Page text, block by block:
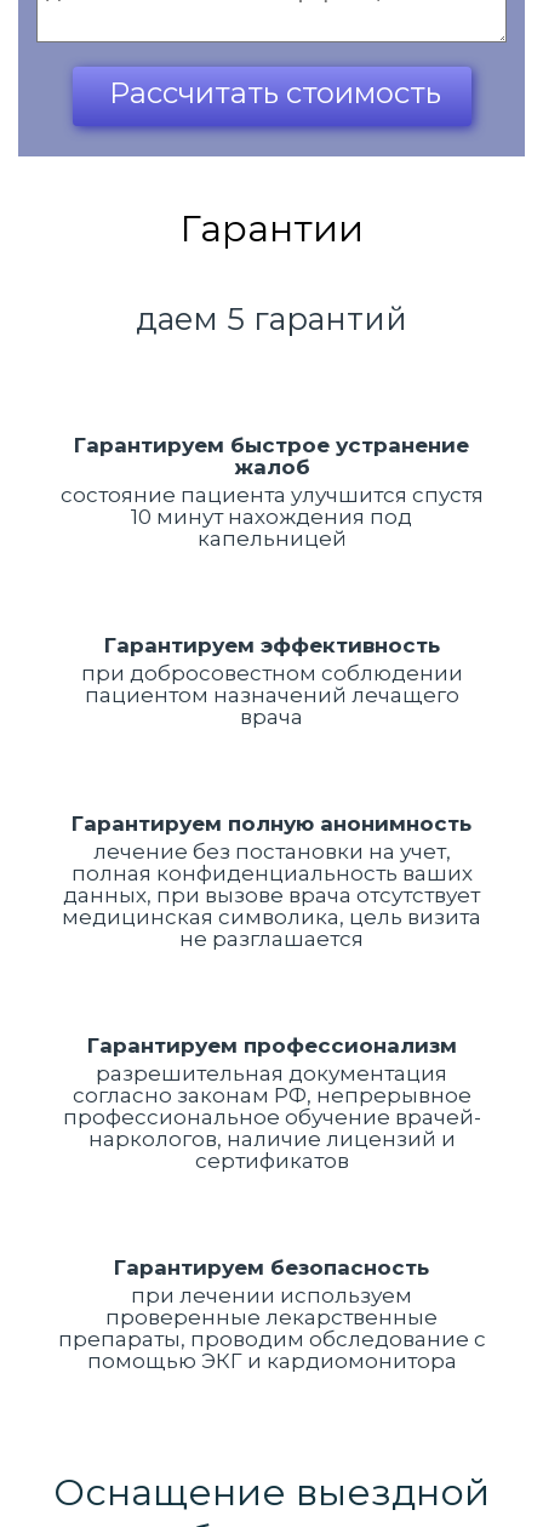
Рассчитать стоимость
Ваш телефон*
Гарантии
даем 5 гарантий
Гарантируем быстрое устранение
жалоб
состояние пациента улучшится спустя
10 минут нахождения под
капельницей
Гарантируем эффективность
при добросовестном соблюдении
пациентом назначений лечащего
врача
Гарантируем полную анонимность
лечение без постановки на учет,
полная конфиденциальность ваших
данных, при вызове врача отсутствует
медицинская символика, цель визита
не разглашается
Гарантируем профессионализм
разрешительная документация
согласно законам РФ, непрерывное
профессиональное обучение врачей-
наркологов, наличие лицензий и
сертификатов
Гарантируем безопасность
при лечении используем
проверенные лекарственные
препараты, проводим обследование с
помощью ЭКГ и кардиомонитора
Оснащение выездной